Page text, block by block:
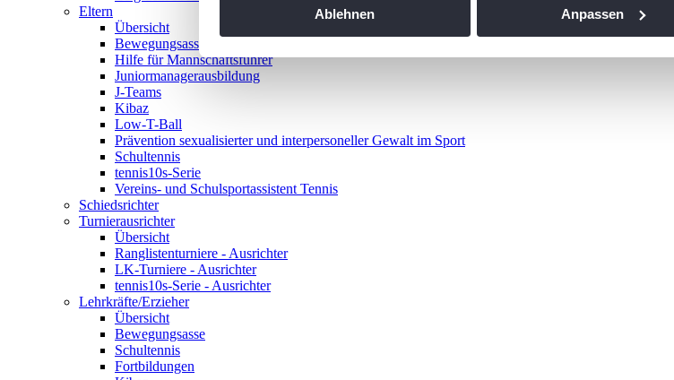
Website an unsere Partner für soziale Medien, Werbung und Analysen
angepasst werden.
Ablehnen Anpassen
Eltern
Übersicht
Bewegungsasse
Hilfe für Mannschaftsführer
Juniormanagerausbildung
J-Teams
Kibaz
Low-T-Ball
Prävention sexualisierter und interpersoneller Gewalt im Sport
Schultennis
tennis10s-Serie
Vereins- und Schulsportassistent Tennis
Schiedsrichter
Turnierausrichter
Übersicht
Ranglistenturniere - Ausrichter
LK-Turniere - Ausrichter
tennis10s-Serie - Ausrichter
Lehrkräfte/Erzieher
Übersicht
Bewegungsasse
Schultennis
Fortbildungen